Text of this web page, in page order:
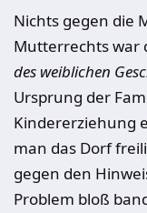
Nichts gegen die
Mutterrechts war
des weiblichen
Ursprung der
Kindererziehung
man das Dorf
gegen den
Problem bloß